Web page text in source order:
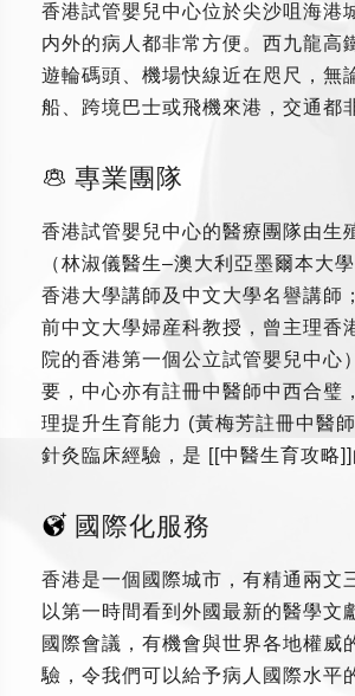
香港試管嬰兒中心位於尖沙咀海港
内外的病人都非常方便。西九龍高
遊輪碼頭、機場快線近在咫尺，無
船、跨境巴士或飛機來港，交通都
專業團隊
香港試管嬰兒中心的醫療團隊由生
（林淑儀醫生–澳大利亞墨爾本大
香港大學講師及中文大學名譽講師
前中文大學婦産科教授，曾主理香
院的香港第一個公立試管嬰兒中心
要，中心亦有註冊中醫師中西合璧
理提升生育能力 (黃梅芳註冊中醫
針灸臨床經驗，是 [[中醫生育攻略]]
國際化服務
香港是一個國際城市，有精通兩文
以第一時間看到外國最新的醫學文
國際會議，有機會與世界各地權威
驗，令我們可以給予病人國際水平